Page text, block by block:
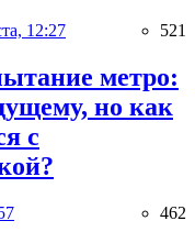
12:27 521
метро:
но как
с
462